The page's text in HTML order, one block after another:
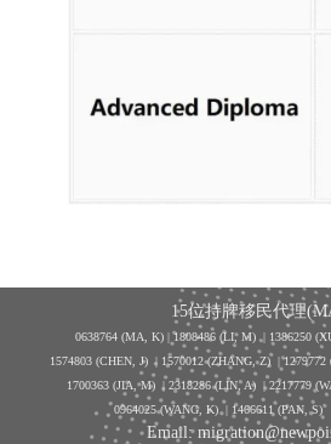
15位持牌移民代理
0638764 (MA, K) |1808486 (LI, M) | 1386250
1574803 (CHEN, J) | 1570012 (ZHANG, Z) |
1700363 (JIA, M) | 2318286 (LIN, A) | 2217779
0964025 (WANG, K) | 1466611 (PAN, S)
Email: